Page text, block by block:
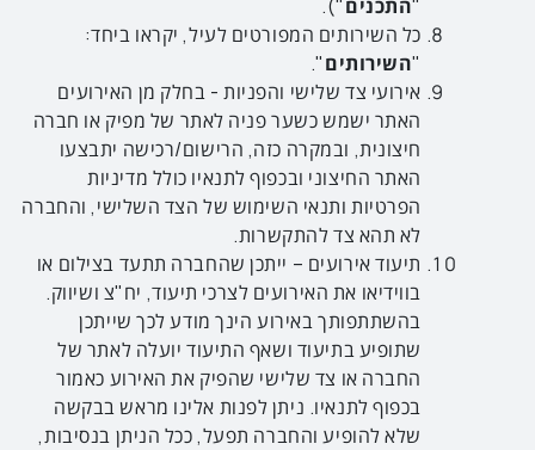
"התכנים").
כל השירותים המפורטים לעיל, יקראו ביחד:
"השירותים".
אירועי צד שלישי והפניות - בחלק מן האירועים
האתר ישמש כשער פניה לאתר של מפיק או חברה
חיצונית, ובמקרה כזה, הרישום/רכישה יתבצעו
האתר החיצוני ובכפוף לתנאיו כולל מדיניות
הפרטיות ותנאי השימוש של הצד השלישי, והחברה
לא תהא צד להתקשרות.
תיעוד אירועים – ייתכן שהחברה תתעד בצילום או
בווידיאו את האירועים לצרכי תיעוד, יח"צ ושיווק.
בהשתתפותך באירוע הינך מודע לכך שייתכן
שתופיע בתיעוד ושאף התיעוד יועלה לאתר של
החברה או צד שלישי שהפיק את האירוע כאמור
בכפוף לתנאיו. ניתן לפנות אלינו מראש בבקשה
שלא להופיע והחברה תפעל, ככל הניתן בנסיבות,